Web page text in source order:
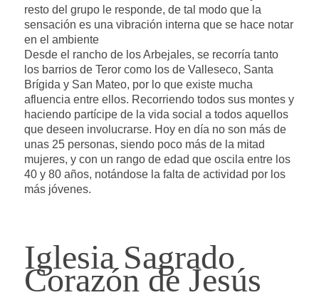
resto del grupo le responde, de tal modo que la
sensación es una vibración interna que se hace notar
en el ambiente
Desde el rancho de los Arbejales, se recorría tanto
los barrios de Teror como los de Valleseco, Santa
Brígida y San Mateo, por lo que existe mucha
afluencia entre ellos. Recorriendo todos sus montes y
haciendo partícipe de la vida social a todos aquellos
que deseen involucrarse. Hoy en día no son más de
unas 25 personas, siendo poco más de la mitad
mujeres, y con un rango de edad que oscila entre los
40 y 80 años, notándose la falta de actividad por los
más jóvenes.
Iglesia Sagrado
Corazón de Jesús